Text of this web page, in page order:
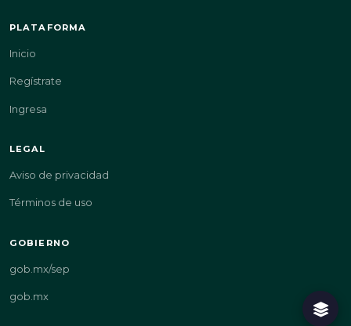
PLATAFORMA
Inicio
Regístrate
Ingresa
LEGAL
Aviso de privacidad
Términos de uso
GOBIERNO
gob.mx/sep
gob.mx